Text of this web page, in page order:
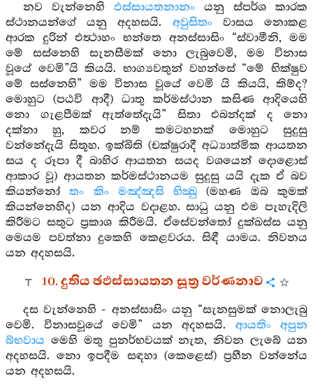
නව වැන්නෙහි ඵස්සායතනානංයනු ස්පර්ශ කාරක
ස්ථානයන්ගේ යනු අදහසයි. අවුසිතංවාසය නොකළ
ආරක දුරින් එත්‍ථාහං භන්තෙ අනස්සාසිං “ස්වාමීනි, මම
මේ සස්නෙහි සැනසීමක් නො ලැබුවෙමි, මම විනාස
වූයේ වෙමි”යි කියයි. භාග්‍යවතුන් වහන්සේ “මේ භික්ෂුව
මේ සස්නෙහි” මම විනාස වූයේ වෙමි යි කියයි, කිම්ද?
මොහුට (පඨවි ආදී) ධාතු කර්මස්ථාන කසිණ ආදියෙහි
නො ගැළපීමක් ඇත්තේදැයි” සිතා එබන්දක් ද නො
දක්නා හු, කවර නම් කමටහනක් මොහුට සුදුසු
වන්නේදැයි සිතූහ. ඉක්බිති (චක්ෂුරාදී අධ්‍යාත්මික ආයතන
සය ද රූපා දී බාහිර ආයතන සයද වශයෙන් දොළොස්
ආකාර වූ) ආයතන කර්මස්ථානයම සුදුසු යයි දැක ඒ බව
කියන්නෝතං කිං මඤ්ඤසි භික්‍ඛු (මහණ ඔබ කුමක්
කියන්නෙහිද) යන ආදිය වදාළහ. සාධු යනු එම පැහැදිලි
කිරීමට සතුට ප්‍රකාශ කිරීමයි. ඒසේවන්තෝ දුක්ඛස්ස යනු
මෙයම පවත්නා දුකෙහි කෙළවරය. සිඳී යාමය. නිවනය
යන අදහසයි.
10. දුතිය ඡඵස්සායතන සූත්‍ර වර්ණනාව
දස වැන්නෙහි - අනස්සාසිං යනු “සැනසුමක් නොලැබු
වෙමි. විනාසවූයේ වෙමි” යන අදහසයි. ආයතිං අපුන
බ්භවාය මෙහි මතු පුනර්භවයක් නැත, නිවන ලැබේ යන
අදහසයි. නො ඉපදීම සඳහා (කෙළෙස්) ප්‍රහීන වන්නේය
යන අදහසයි.